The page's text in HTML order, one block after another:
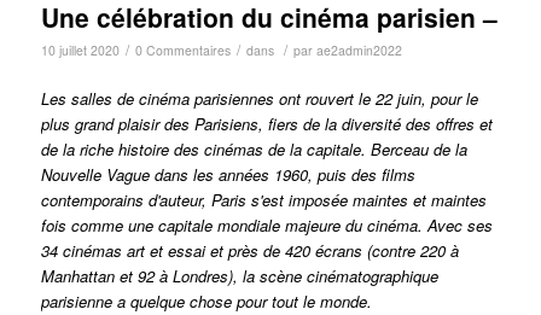
Une célébration du cinéma parisien –
10 juillet 2020 / 0 Commentaires / dans / par ae2admin2022
Les salles de cinéma parisiennes ont rouvert le 22 juin, pour le
plus grand plaisir des Parisiens, fiers de la diversité des offres et
de la riche histoire des cinémas de la capitale. Berceau de la
Nouvelle Vague dans les années 1960, puis des films
contemporains d'auteur, Paris s'est imposée maintes et maintes
fois comme une capitale mondiale majeure du cinéma. Avec ses
34 cinémas art et essai et près de 420 écrans (contre 220 à
Manhattan et 92 à Londres), la scène cinématographique
parisienne a quelque chose pour tout le monde.